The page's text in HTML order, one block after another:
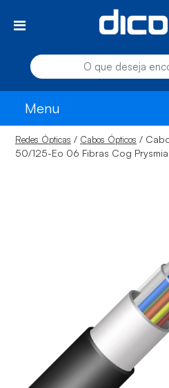
Menu
Redes Ópticas / Cabos Ópticos /
50/125-Eo 06 Fibras Cog